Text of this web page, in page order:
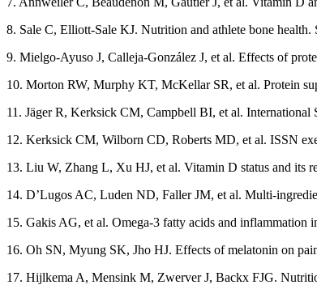
8. Sale C, Elliott-Sale KJ. Nutrition and athlete bone
9. Mielgo-Ayuso J, Calleja-González J, et al. Effects of
10. Morton RW, Murphy KT, McKellar SR, et al. Protein
11. Jäger R, Kerksick CM, Campbell BI, et al.
12. Kerksick CM, Wilborn CD, Roberts MD, et al. ISSN
13. Liu W, Zhang L, Xu HJ, et al. Vitamin D status and its
14. D’Lugos AC, Luden ND, Faller JM, et al. Multi-
15. Gakis AG, et al. Omega-3 fatty acids and inflammation
16. Oh SN, Myung SK, Jho HJ. Effects of melatonin on
17. Hijlkema A, Mensink M, Zwerver J, Backx FJG.